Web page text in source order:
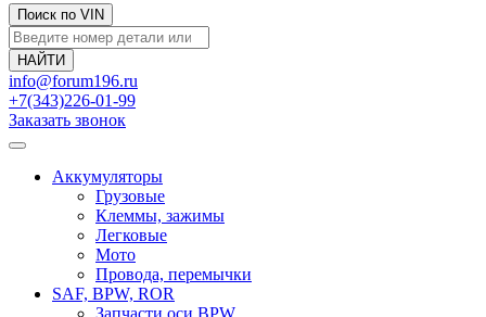
Поиск по VIN
info@forum196.ru
+7(343)226-01-99
Заказать звонок
Аккумуляторы
Грузовые
Клеммы, зажимы
Легковые
Мото
Провода, перемычки
SAF, BPW, ROR
Запчасти оси BPW